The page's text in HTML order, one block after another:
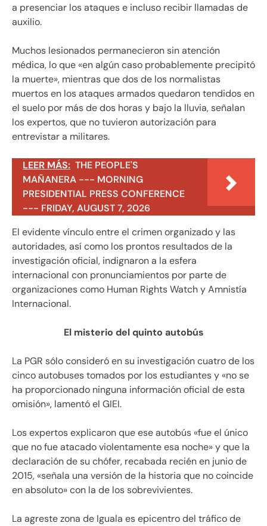
a presenciar los ataques e incluso recibir llamadas de
auxilio.
Muchos lesionados permanecieron sin atención
médica, lo que «en algún caso probablemente precipitó
la muerte», mientras que dos de los normalistas
muertos en los ataques armados quedaron tendidos en
el suelo por más de dos horas y bajo la lluvia, señalan
los expertos, que no tuvieron autorización para
entrevistar a militares.
LEER MÁS: THE PEOPLE'S
MAÑANERA --- MORNING
PRESIDENTIAL PRESS CONFERENCE
--- FRIDAY, AUGUST 7, 2026
El evidente vínculo entre el crimen organizado y las
autoridades, así como los prontos resultados de la
investigación oficial, indignaron a la esfera
internacional con pronunciamientos por parte de
organizaciones como Human Rights Watch y Amnistía
Internacional.
El misterio del quinto autobús
La PGR sólo consideró en su investigación cuatro de los
cinco autobuses tomados por los estudiantes y «no se
ha proporcionado ninguna información oficial de esta
omisión», lamentó el GIEI.
Los expertos explicaron que ese autobús «fue el único
que no fue atacado violentamente esa noche» y que la
declaración de su chófer, recabada recién en junio de
2015, «señala una versión de la historia que no coincide
en absoluto» con la de los sobrevivientes.
La agreste zona de Iguala es epicentro del tráfico de